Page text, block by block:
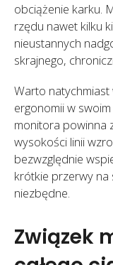
obciążenie karku.
rzędu nawet kilku
nieustannych
skrajnego,
Warto
ergonomii w
monitora powinna
wysokości linii
bezwzględnie
krótkie przerwy
niezbędne.
Związek